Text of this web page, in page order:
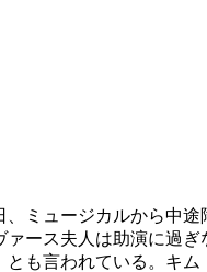
ミュージカルから中
ース夫人は助演に過
も言われている。キ